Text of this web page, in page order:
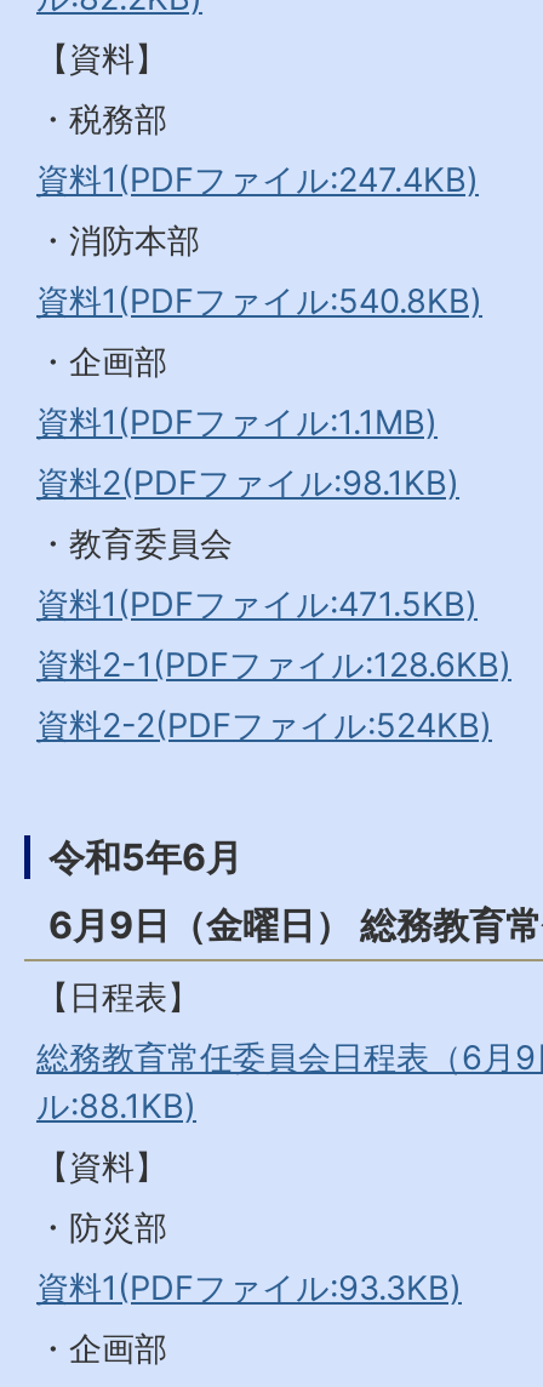
【資料】
・税務部
資料1(PDFファイル:247.4KB)
・消防本部
資料1(PDFファイル:540.8KB)
・企画部
資料1(PDFファイル:1.1MB)
資料2(PDFファイル:98.1KB)
・教育委員会
資料1(PDFファイル:471.5KB)
資料2-1(PDFファイル:128.6KB)
資料2-2(PDFファイル:524KB)
令和5年6月
6月9日（金曜日） 総務教育
【日程表】
総務教育常任委員会日程表（6月
ル:88.1KB)
【資料】
・防災部
資料1(PDFファイル:93.3KB)
・企画部